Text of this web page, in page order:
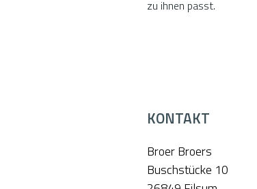
zu ihnen passt.
KONTAKT
Broer Broers
Buschstücke 10